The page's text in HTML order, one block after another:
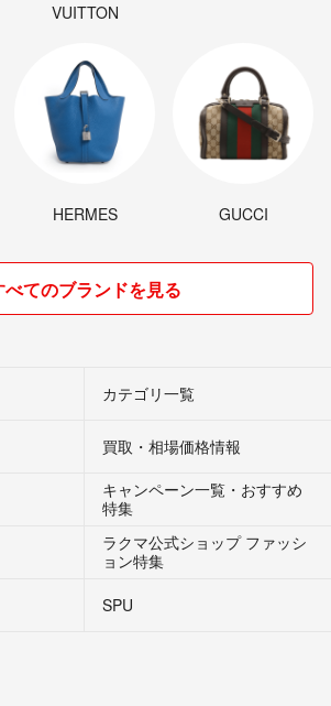
VUITTON
HERMES GUCCI
べてのブランドを見る
カテゴリ一覧
買取・相場価格情報
キャンペーン一覧・おすすめ
特集
ラクマ公式ショップ ファッシ
ョン特集
SPU